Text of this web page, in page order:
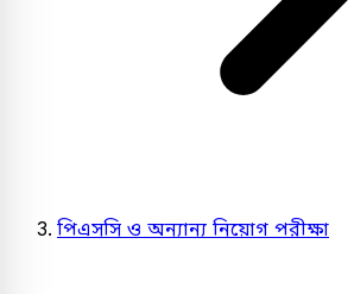
পিএসসি ও অন্যান্য নিয়োগ পরীক্ষা